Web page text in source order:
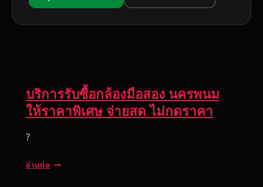
บริการรับซื้อกล้องมือสอง นครพนม
ให้ราคาพิเศษ จ่ายสด ไม่กดราคา
?
อ่านต่อ บ